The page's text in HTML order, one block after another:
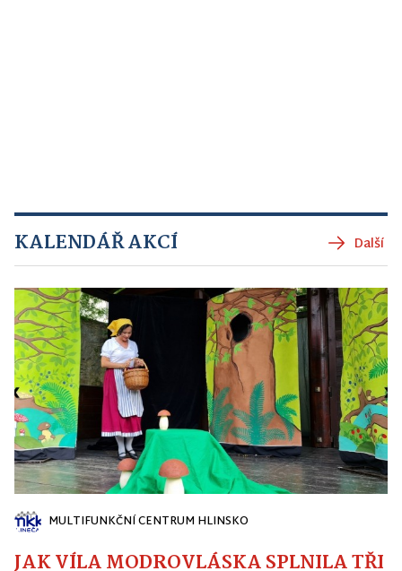
KALENDÁŘ AKCÍ Další
MULTIFUNKČNÍ CENTRUM HLINSKO
JAK VÍLA MODROVLÁSKA SPLNILA